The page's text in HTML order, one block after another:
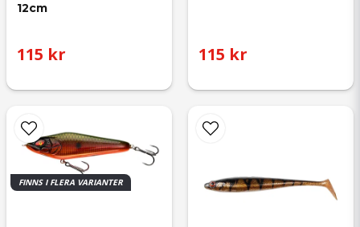
12cm
115 kr 115 kr
FINNS I FLERA VARIANTER